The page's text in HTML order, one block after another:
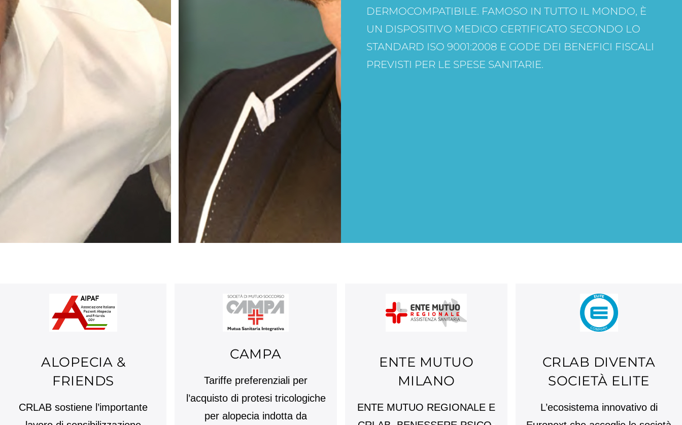
DERMOCOMPATIBILE. FAMOSO IN TUTTO IL MONDO, È
UN DISPOSITIVO MEDICO CERTIFICATO SECONDO LO
STANDARD ISO 9001:2008 E GODE DEI BENEFICI FISCALI
PREVISTI PER LE SPESE SANITARIE.
ALOPECIA &
FRIENDS
CRLAB sostiene l’importante
CAMPA
Tariffe preferenziali per
l’acquisto di protesi tricologiche
per alopecia indotta da
ENTE MUTUO
MILANO
ENTE MUTUO REGIONALE E
CRLAB DIVENTA
SOCIETÀ ELITE
L’ecosistema innovativo di